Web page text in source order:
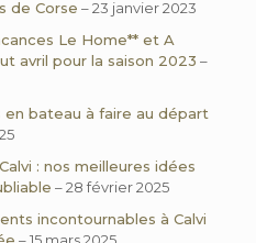
de Corse – 23 janvier 2023
Le Home** et A
avril pour la saison 2023 –
en bateau à faire au départ
: nos meilleures idées
– 28 février 2025
incontournables à Calvi